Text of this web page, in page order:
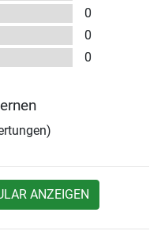
0
0
0
ANZEIGEN